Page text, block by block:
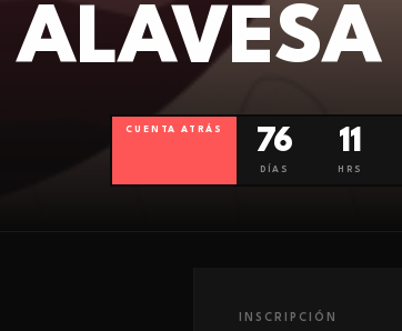
ALAVESA
CUENTA ATRÁS 76
DÍAS
11
HRS
INSCRIPCIÓN